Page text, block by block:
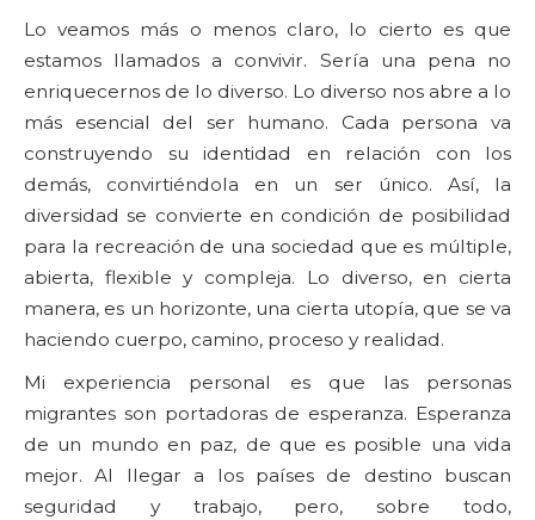
Lo veamos más o menos claro, lo cierto es que
estamos llamados a convivir. Sería una pena no
enriquecernos de lo diverso. Lo diverso nos abre a lo
más esencial del ser humano. Cada persona va
construyendo su identidad en relación con los
demás, convirtiéndola en un ser único. Así, la
diversidad se convierte en condición de posibilidad
para la recreación de una sociedad que es múltiple,
abierta, flexible y compleja. Lo diverso, en cierta
manera, es un horizonte, una cierta utopía, que se va
haciendo cuerpo, camino, proceso y realidad.
Mi experiencia personal es que las personas
migrantes son portadoras de esperanza. Esperanza
de un mundo en paz, de que es posible una vida
mejor. Al llegar a los países de destino buscan
seguridad y trabajo, pero, sobre todo,